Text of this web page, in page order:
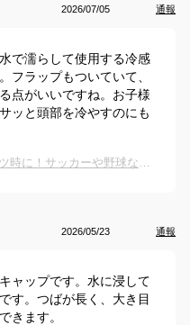
2026/07/05 通報
で濡らして使用する冷感
フラップもついていて、
点がいいですね。お子様
ッと頭部を冷やすのにも
熱中症対策グッズ｜子供のスポーツ時に！サッカーや野球など屋外の暑さ用冷却アイテムのおすすめは？
2026/05/23 通報
ャップです。水に浸して
す。つばが長く、大き目
きます。